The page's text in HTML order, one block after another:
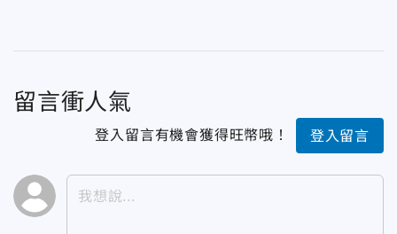
留言衝人氣
登入留言有機會獲得旺幣哦！ 登入留言